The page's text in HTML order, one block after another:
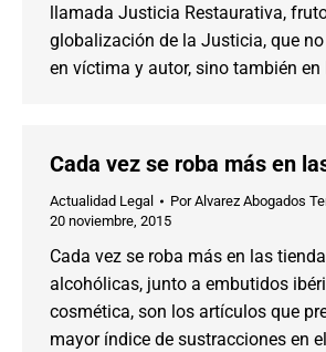
llamada Justicia Restaurativa,
globalización de la Justicia, que
en víctima y autor, sino también en
Cada vez se roba más en
Actualidad Legal PorAlvarez Abogados
20 noviembre, 2015
Cada vez se roba más en las
alcohólicas, junto a embutidos
cosmética, son los artículos que
mayor índice de sustracciones en